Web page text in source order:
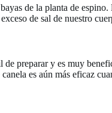
de la planta de
de sal de nuestro
preparar y es muy
es aún más eficaz